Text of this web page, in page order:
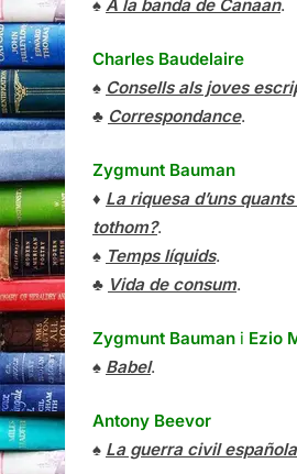
♠ A la banda de Canaan.
Charles Baudelaire
♠ Consells als joves
♣ Correspondance.
Zygmunt Bauman
♦ La riquesa d’uns
tothom?.
♠ Temps líquids.
♣ Vida de consum.
Zygmunt Bauman i Ezio
♠ Babel.
Antony Beevor
♠ La guerra civil española